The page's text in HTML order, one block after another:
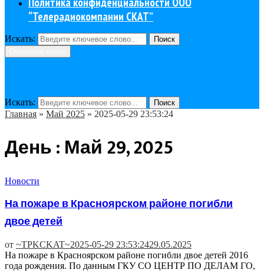
“Телерадиокомпании СКАТ”
Искать:
Поиск
Искать: Поиск
Главная » Май 2025 » 2025-05-29 23:53:24
День : Май 29, 2025
Новости
На пожаре в Красноярском районе погибли
двое детей
от ~TPKCKAT~2025-05-29 23:53:2429.05.2025
На пожаре в Красноярском районе погибли двое детей 2016
года рождения. По данным ГКУ СО ЦЕНТР ПО ДЕЛАМ ГО,